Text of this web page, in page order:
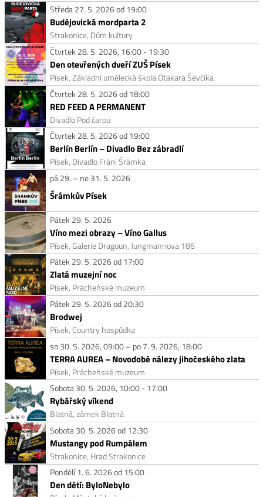
Středa 27. 5. 2026 od 19:00
Budějovická mordparta 2
Strakonice, Dům kultury
Čtvrtek 28. 5. 2026, 16:00 - 19:30
Den otevřených dveří ZUŠ Písek
Písek, Základní umělecká škola Otakara Ševčíka
Čtvrtek 28. 5. 2026 od 18:00
RED FEED A PERMANENT
Divadlo Pod čarou
Čtvrtek 28. 5. 2026 od 19:00
Berlín Berlín – Divadlo Bez zábradlí
Písek, Divadlo Fráni Šrámka
pá 29. – ne 31. 5. 2026
Šrámkův Písek
Pátek 29. 5. 2026
Víno mezi obrazy – Víno Gallus
Písek, Galerie Dragoun, Jungmannova 186
Pátek 29. 5. 2026 od 17:00
Zlatá muzejní noc
Písek, Prácheňské muzeum
Pátek 29. 5. 2026 od 20:30
Brodwej
Písek, Country hospůdka
so 30. 5. 2026, 09:00 – po 7. 9. 2026, 18:00
TERRA AUREA – Novodobé nálezy jihočeského zlata
Písek, Prácheňské muzeum
Sobota 30. 5. 2026, 10:00 - 17:00
Rybářský víkend
Blatná, zámek Blatná
Sobota 30. 5. 2026 od 12:30
Mustangy pod Rumpálem
Strakonice, Hrad Strakonice
Pondělí 1. 6. 2026 od 15:00
Den dětí: ByloNebylo